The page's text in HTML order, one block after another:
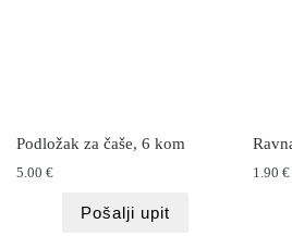
Podložak za čaše, 6 kom
5.00 €
Pošalji upit
1.90€